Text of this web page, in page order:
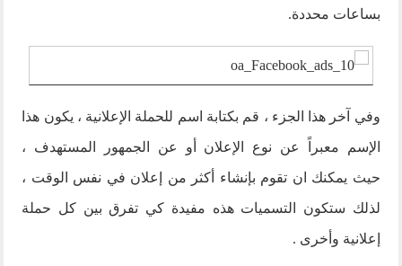
بساعات محددة.
وفي آخر هذا الجزء ، قم بكتابة اسم للحملة الإعلانية ، يكون هذا
الإسم معبراً عن نوع الإعلان أو عن الجمهور المستهدف ،
حيث يمكنك ان تقوم بإنشاء أكثر من إعلان في نفس الوقت ،
لذلك ستكون التسميات هذه مفيدة كي تفرق بين كل حملة
إعلانية وأخرى .